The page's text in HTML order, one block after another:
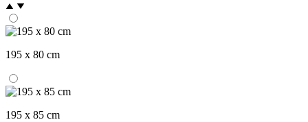
195 x 80 cm
195 x 85 cm